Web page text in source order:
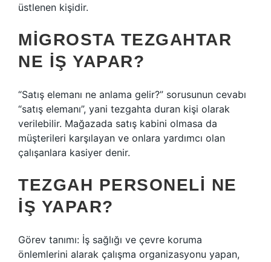
üstlenen kişidir.
MIGROSTA TEZGAHTAR
NE IŞ YAPAR?
“Satış elemanı ne anlama gelir?” sorusunun cevabı
“satış elemanı”, yani tezgahta duran kişi olarak
verilebilir. Mağazada satış kabini olmasa da
müşterileri karşılayan ve onlara yardımcı olan
çalışanlara kasiyer denir.
TEZGAH PERSONELI NE
IŞ YAPAR?
Görev tanımı: İş sağlığı ve çevre koruma
önlemlerini alarak çalışma organizasyonu yapan,